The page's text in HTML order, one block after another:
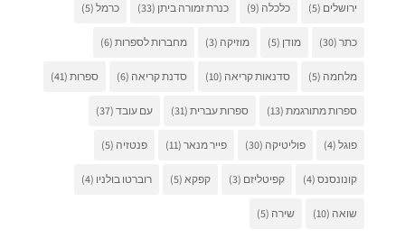
ירושלים (5) כלכלה (9) כנרת זמורה ביתן (33) כרמל(5)
כתר(30) מודן (5) מוזיקה (3) מחברות לספרות(6)
מלחמה (5) סדנאות קריאה (10) סדנת קריאה (6) ספרות(41)
ספרות מתורגמת(13) ספרות עברית(31) עם עובד(37)
פוגל(4) פוליטיקה (30) פייר מנאר(11) פנטזיה (5)
קונונסנס(4) קפיטליזם (3) קפקא(5) רוברטו בולניו (4)
שואה (10) שירה (5)